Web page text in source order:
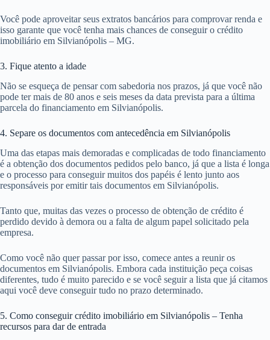
Você pode aproveitar seus extratos bancários para comprovar renda e
isso garante que você tenha mais chances de conseguir o crédito
imobiliário em Silvianópolis – MG.
3. Fique atento a idade
Não se esqueça de pensar com sabedoria nos prazos, já que você não
pode ter mais de 80 anos e seis meses da data prevista para a última
parcela do financiamento em Silvianópolis.
4. Separe os documentos com antecedência em Silvianópolis
Uma das etapas mais demoradas e complicadas de todo financiamento
é a obtenção dos documentos pedidos pelo banco, já que a lista é longa
e o processo para conseguir muitos dos papéis é lento junto aos
responsáveis por emitir tais documentos em Silvianópolis.
Tanto que, muitas das vezes o processo de obtenção de crédito é
perdido devido à demora ou a falta de algum papel solicitado pela
empresa.
Como você não quer passar por isso, comece antes a reunir os
documentos em Silvianópolis. Embora cada instituição peça coisas
diferentes, tudo é muito parecido e se você seguir a lista que já citamos
aqui você deve conseguir tudo no prazo determinado.
5. Como conseguir crédito imobiliário em Silvianópolis – Tenha
recursos para dar de entrada